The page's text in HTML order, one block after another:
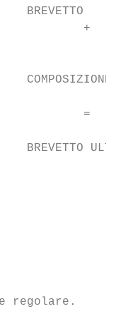
BREVETTO
+
COMPOSIZIONE
=
BREVETTO
e regolare.